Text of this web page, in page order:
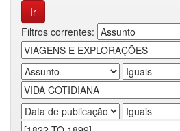
Filtros correntes: